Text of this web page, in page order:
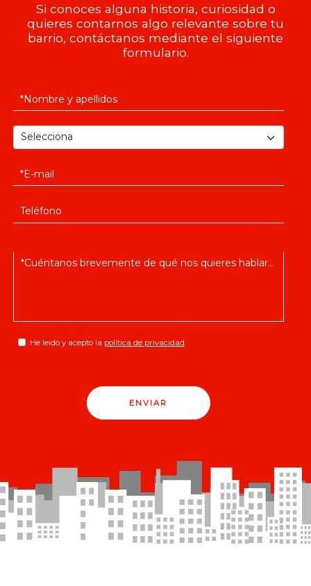
Si conoces alguna historia, curiosidad o
quieres contarnos algo relevante sobre tu
barrio, contáctanos mediante el siguiente
formulario.
He leido y acepto la política de privacidad
ENVIAR